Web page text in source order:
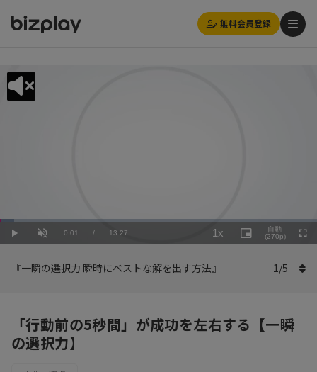
無料会員登録
Play UnmuteCurrent
0:01 / Duration
13:27
Loaded:
4.47%
1x
Rate
Picture-
in-
自動
(270p)
『一瞬の選択力 瞬時にベストな解を出す方法』 1/5
「行動前の5秒間」が成功を左右する【一瞬
の選択力】